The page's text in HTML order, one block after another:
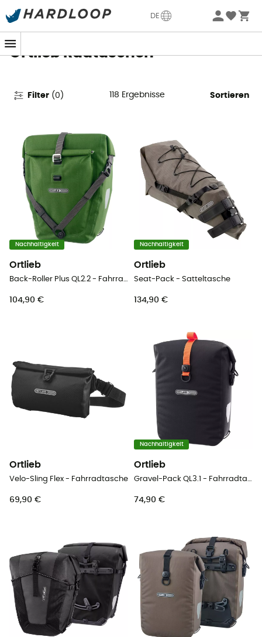
DE
Sommerangebote🔥 -5% EXTRA ab 2 Produkten* Code
Ortlieb Radtaschen
Filter (0 ) 118 Ergebnisse Sortieren
Nachhaltigkeit
Ortlieb
Back-Roller Plus QL2.2 - Fahrradtasche
104,90 €
Nachhaltigkeit
Ortlieb
Seat-Pack - Satteltasche
134,90 €
Ortlieb
Velo-Sling Flex - Fahrradtasche
69,90 €
Nachhaltigkeit
Ortlieb
Gravel-Pack QL3.1 - Fahrradtaschen
74,90 €